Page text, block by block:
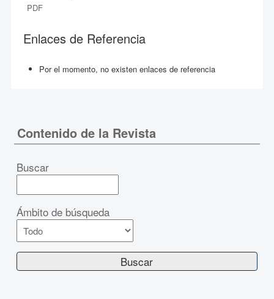
PDF
Enlaces de Referencia
Por el momento, no existen enlaces de referencia
Contenido de la Revista
Buscar
Ámbito de búsqueda